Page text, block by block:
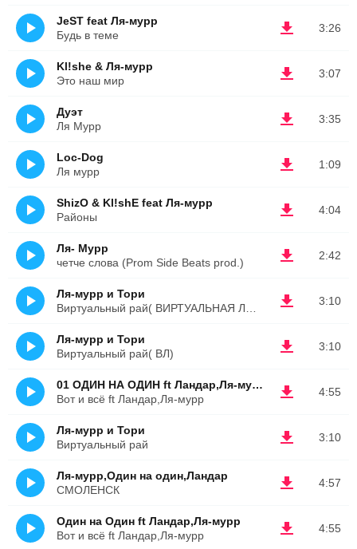
3:26
JeST feat Ля-мурр
Будь в теме
3:07
Kl!she & Ля-мурр
Это наш мир
3:35
Дуэт
Ля Мурр
1:09
Loc-Dog
Ля мурр
4:04
ShizO & Kl!shE feat Ля-мурр
Районы
2:42
Ля- Мурр
четче слова (Prom Side Beats prod.)
3:10
Ля-мурр и Тори
3:10
Ля-мурр и Тори
Виртуальный рай( ВЛ)
4:55
01 ОДИН НА ОДИН ft Ландар,Ля-мурр
Вот и всё ft Ландар,Ля-мурр
3:10
Ля-мурр и Тори
Виртуальный рай
4:57
Ля-мурр,Один на один,Ландар
СМОЛЕНСК
4:55
Один на Один ft Ландар,Ля-мурр
Вот и всё ft Ландар,Ля-мурр